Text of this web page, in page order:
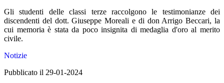
Gli studenti delle classi terze raccolgono le testimonianze dei
discendenti del dott. Giuseppe Moreali e di don Arrigo Beccari, la
cui memoria è stata da poco insignita di medaglia d'oro al merito
civile.
Notizie
Pubblicato il 29-01-2024